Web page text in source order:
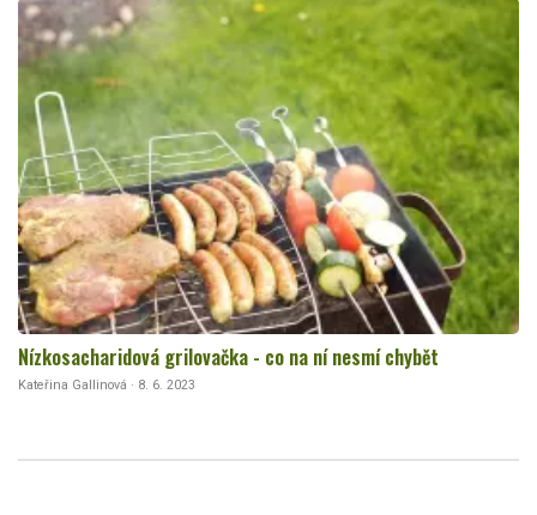
Nízkosacharidová grilovačka - co na ní nesmí chybět
Kateřina Gallinová · 8. 6. 2023